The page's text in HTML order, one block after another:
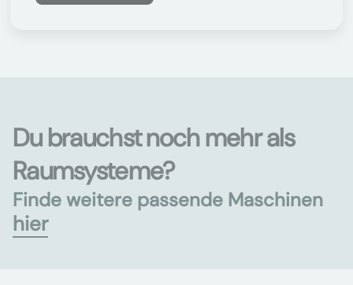
Du brauchst noch mehr als
Raumsysteme?
Finde weitere passende Maschinen
hier